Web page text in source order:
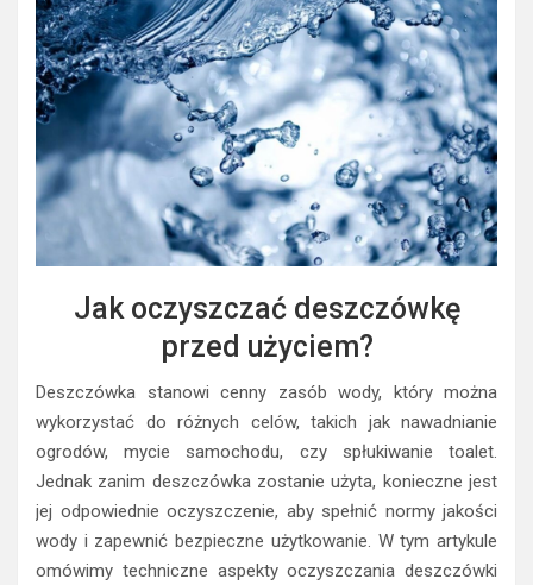
Jak oczyszczać deszczówkę
przed użyciem?
Deszczówka stanowi cenny zasób wody, który można
wykorzystać do różnych celów, takich jak nawadnianie
ogrodów, mycie samochodu, czy spłukiwanie toalet.
Jednak zanim deszczówka zostanie użyta, konieczne jest
jej odpowiednie oczyszczenie, aby spełnić normy jakości
wody i zapewnić bezpieczne użytkowanie. W tym artykule
omówimy techniczne aspekty oczyszczania deszczówki